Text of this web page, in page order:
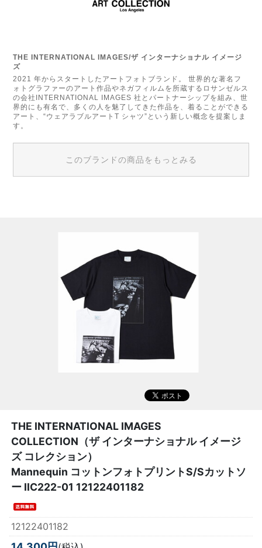
THE INTERNATIONAL IMAGES/ザ インターナショナル イメージ
ズ
2021 年からスタートしたアートフォトブランド。 世界的な著名フ
ォトグラファーのアート作品やネガフィルムを所蔵するロサンゼルス
の会社INTERNATIONAL IMAGES 社とパートナーシップを組み、世
界的にも有名で、多くの人を魅了してきた作品を、着ることができる
アート、“ウェアラブルアートT シャツ”という新しい概念を提案しま
す。
このブランドの商品をもっとみる
THE INTERNATIONAL IMAGES
COLLECTION（ザ インターナショナル イメージ
ズ コレクション）
Mannequin コットンフォトプリントS/Sカットソ
ー IIC222-01 12122401182
12122401182